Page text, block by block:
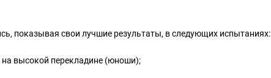
показывая свои лучшие результаты, в следующих испытаниях:
на высокой перекладине (юноши);